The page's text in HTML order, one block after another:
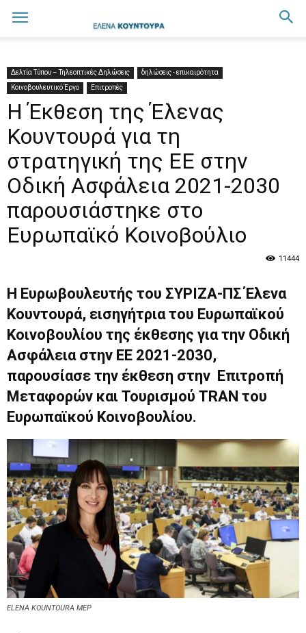
Δελτία Τύπου – Τηλεοπτικές Δηλώσεις
δηλώσεις - επικαιρότητα
Κοινοβουλευτικό Έργο
Επιτροπές
Η Έκθεση της Έλενας
Κουντουρά για τη
στρατηγική της ΕΕ στην
Οδική Ασφάλεια 2021-2030
παρουσιάστηκε στο
Ευρωπαϊκό Κοινοβούλιο
11444
Η Ευρωβουλευτής του ΣΥΡΙΖΑ-ΠΣ Έλενα
Κουντουρά, εισηγήτρια του Ευρωπαϊκού
Κοινοβουλίου της έκθεσης για την Οδική
Ασφάλεια στην ΕΕ 2021-2030,
παρουσίασε την έκθεση στην Επιτροπή
Μεταφορών και Τουρισμού TRAN του
Ευρωπαϊκού Κοινοβουλίου.
ELENA KOUNTOURA MEP